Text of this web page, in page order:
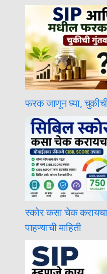
फरक जाणून घ्या,
स्कोर कसा चेक
पाहण्याची माहिती